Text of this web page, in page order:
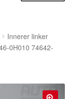
Innerer linker
0H010 74642-